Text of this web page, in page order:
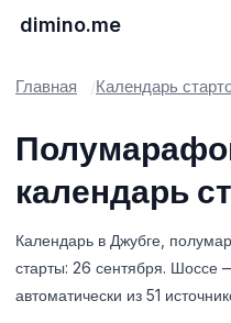
dimino.me
Главная Календарь
календарь
Календарь в Джубге,
старты: 26 сентября. Шоссе
автоматически из 51